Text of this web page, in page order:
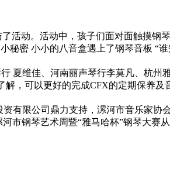
活动。活动中，孩子们面对面触摸钢
秘密 小小的八音盒遇上了钢琴音板 “
夏维佳、河南丽声琴行李莫凡、杭州
，可以更好的完成CFX的定期保养及
有限公司鼎力支持，漯河市音乐家协
市钢琴艺术周暨“雅马哈杯”钢琴大赛